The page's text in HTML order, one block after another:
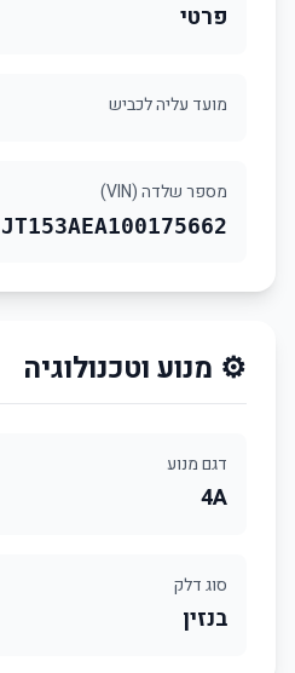
פרטי
מועד עליה לכביש
מספר שלדה (VIN)
JT153AEA100175662
⚙️ מנוע וטכנולוגיה
דגם מנוע
4A
סוג דלק
בנזין